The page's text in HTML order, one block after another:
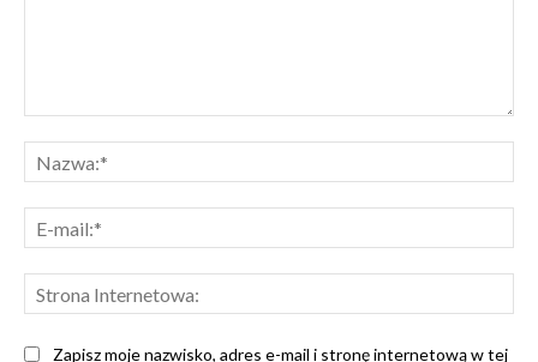
Zapisz moje nazwisko, adres e-mail i stronę internetową w tej